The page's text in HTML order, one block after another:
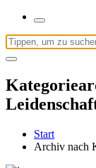
Suchen
nach:
Start
Archiv nach